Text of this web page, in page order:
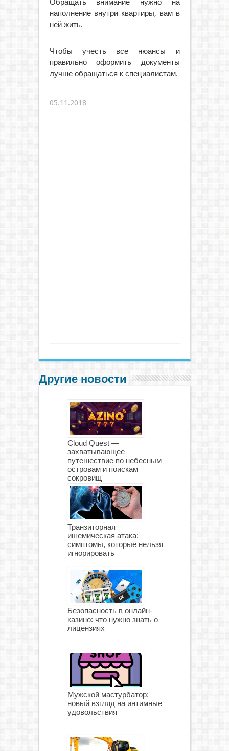
Обращать внимание нужно на
наполнение внутри квартиры, вам в
ней жить.
Чтобы учесть все нюансы и
правильно оформить документы
лучше обращаться к специалистам.
05.11.2018
Другие новости
Cloud Quest —
захватывающее
путешествие по небесным
островам и поискам
сокровищ
Транзиторная
ишемическая атака:
симптомы, которые нельзя
игнорировать
Безопасность в онлайн-
казино: что нужно знать о
лицензиях
Мужской мастурбатор:
новый взгляд на интимные
удовольствия